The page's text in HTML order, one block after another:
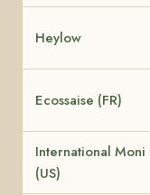
Heylow
Ecossaise (FR)
International Moni
(US)